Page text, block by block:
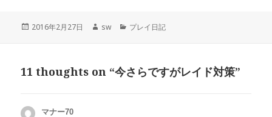
投
2016年2月27日
作
sw
カ
ー
プレイ日記
11 thoughts on “今さらですがレイド対策”
マナー70